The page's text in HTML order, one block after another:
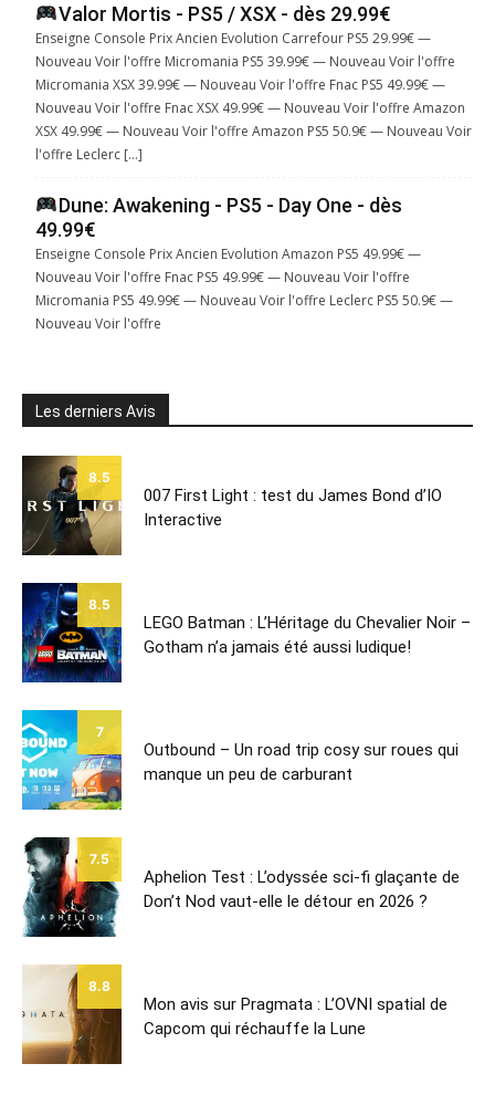
Valor Mortis - PS5 / XSX - dès 29.99€
Enseigne Console Prix Ancien Evolution Carrefour PS5 29.99€ —
Nouveau Voir l'offre Micromania PS5 39.99€ — Nouveau Voir l'offre
Micromania XSX 39.99€ — Nouveau Voir l'offre Fnac PS5 49.99€ —
Nouveau Voir l'offre Fnac XSX 49.99€ — Nouveau Voir l'offre Amazon
XSX 49.99€ — Nouveau Voir l'offre Amazon PS5 50.9€ — Nouveau Voir
l'offre Leclerc […]
Dune: Awakening - PS5 - Day One - dès
49.99€
Enseigne Console Prix Ancien Evolution Amazon PS5 49.99€ —
Nouveau Voir l'offre Fnac PS5 49.99€ — Nouveau Voir l'offre
Micromania PS5 49.99€ — Nouveau Voir l'offre Leclerc PS5 50.9€ —
Nouveau Voir l'offre
Les derniers Avis
8.5
007 First Light : test du James Bond d’IO
Interactive
8.5
LEGO Batman : L’Héritage du Chevalier Noir –
Gotham n’a jamais été aussi ludique!
7
Outbound – Un road trip cosy sur roues qui
manque un peu de carburant
7.5
Aphelion Test : L’odyssée sci-fi glaçante de
Don’t Nod vaut-elle le détour en 2026 ?
8.8
Mon avis sur Pragmata : L’OVNI spatial de
Capcom qui réchauffe la Lune